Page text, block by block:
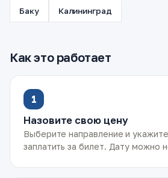
Баку Калининград
Как это работает
1
Назовите свою цену
Выберите направление и
заплатить за билет. Дату можно